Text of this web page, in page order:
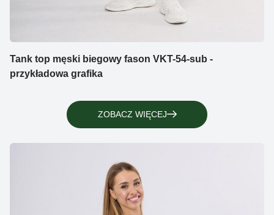
Tank top męski biegowy fason VKT-54-sub -
przykładowa grafika
ZOBACZ WIĘCEJ